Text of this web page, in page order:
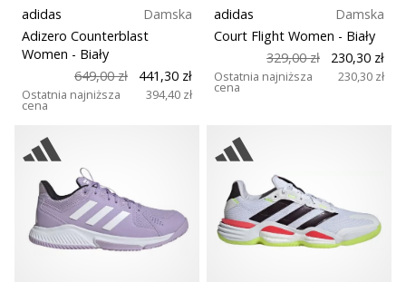
my?
Dołącz
do
jako
Ambasador
Pokaż
wszystkie
artykuły
Pozycja
Szerokość buta
Sport
Zrównoważone
adidas
Damska
Adizero Counterblast
Women - Biały
649,00 zł
441,30 zł
Ostatnia najniższa
cena
394,40 zł
adidas
Damska
Court Flight Women - Biały
329,00 zł
230,30 zł
Ostatnia najniższa
cena
230,30 zł